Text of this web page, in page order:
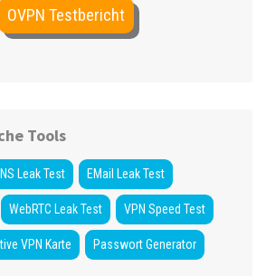
OVPN Testbericht
Tools
Leak Test EMail Leak Test
WebRTC Leak Test VPN Speed Test
VPN Karte Passwort Generator